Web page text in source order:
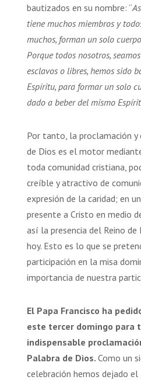
bautizados en su nombre: “
tiene muchos miembros y
muchos, forman un solo
Porque todos nosotros,
esclavos o libres, hemos sido
Espíritu, para formar un solo
dado a beber del mismo
Por tanto, la proclamación y
de Dios es el motor
toda comunidad cristiana,
creíble y atractivo de
expresión de la caridad; en
presente a Cristo en medio
así la presencia del Reino
hoy. Esto es lo que se
participación en la misa
importancia de nuestra
El Papa Francisco ha
este tercer domingo para
indispensable
Palabra de Dios. Como un
celebración hemos dejado